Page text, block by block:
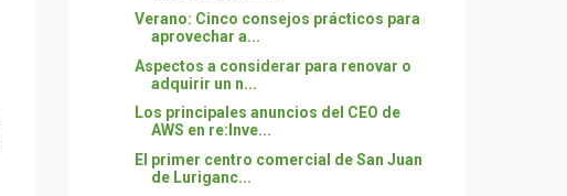
Verano: Cinco consejos prácticos para
aprovechar a...
Aspectos a considerar para renovar o
adquirir un n...
Los principales anuncios del CEO de
AWS en re:Inve...
El primer centro comercial de San Juan
de Luriganc...